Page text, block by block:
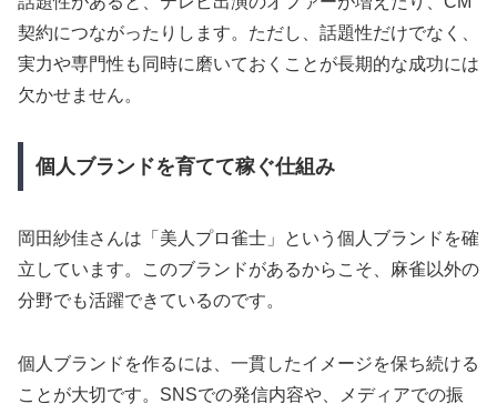
契約につながったりします。ただし、話題性だけでなく、
実力や専門性も同時に磨いておくことが長期的な成功には
欠かせません。
個人ブランドを育てて稼ぐ仕組み
岡田紗佳さんは「美人プロ雀士」という個人ブランドを確
立しています。このブランドがあるからこそ、麻雀以外の
分野でも活躍できているのです。
個人ブランドを作るには、一貫したイメージを保ち続ける
ことが大切です。SNSでの発信内容や、メディアでの振